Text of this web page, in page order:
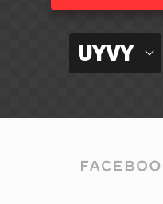
UYVY